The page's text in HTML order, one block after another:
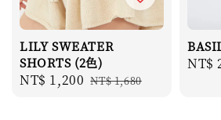
LILY SWEATER
SHORTS (2色)
Sale
NT$ 1,200 Regular
NT$ 1,680
NT$